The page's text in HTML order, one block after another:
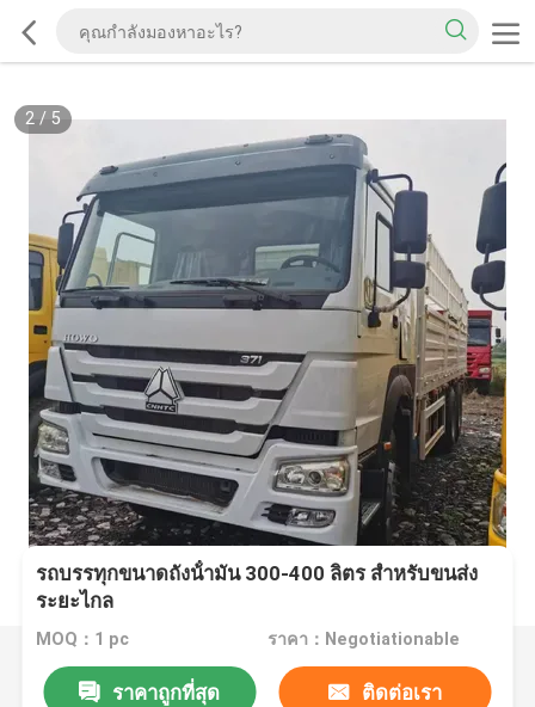
2/ 5
รถบรรทุกขนาดถังน้ํามัน 300-400 ลิตร สําหรับขนส่ง
ระยะไกล
MOQ：1 pc ราคา：Negotiationable
ราคาถูกที่สุด ติดต่อเรา